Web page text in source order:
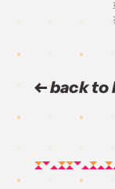
back to